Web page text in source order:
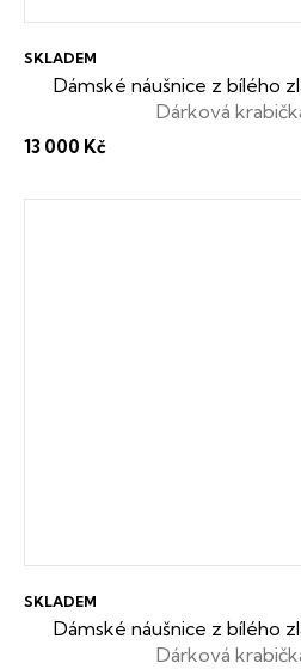
Dámské náušnice z bílého
Dárková
SKLADEM
13 000 Kč
Dámské náušnice z bílého
Dárková
SKLADEM